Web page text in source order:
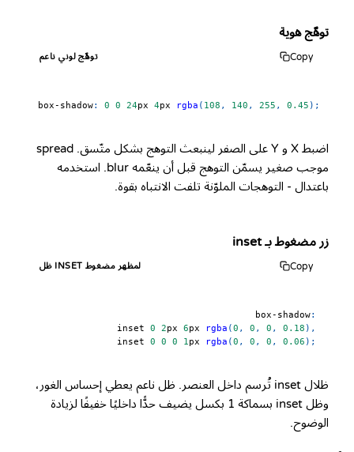
توهّج هوية
توهّج لوني ناعم Copy
box-shadow: 0 0 24px 4px rgba ( 108 , 140 , 255 , 0.45 ) ;
اضبط X و Y على الصفر لينبعث التوهج بشكل متّسق. spread
موجب صغير يسمّن التوهج قبل أن ينعّمه blur. استخدمه
باعتدال - التوهجات الملوّنة تلفت الانتباه بقوة.
زر مضغوط بـ inset
ظل INSET لمظهر مضغوط Copy
box-shadow:
    inset
0 2px 6px rgba (0 , 0 , 0 , 0.18 ) ,
    inset
0 0 0 1px rgba (0 , 0 , 0 , 0.06 ) ;
ظلال inset تُرسم داخل العنصر. ظل ناعم يعطي إحساس الغور،
وظل inset بسماكة 1 بكسل يضيف حدًّا داخليًا خفيفًا لزيادة
الوضوح.